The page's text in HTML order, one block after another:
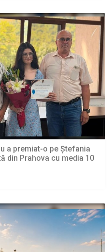
a premiat-o pe Ștefania
din Prahova cu media 10